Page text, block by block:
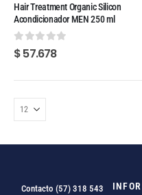
Hair Treatment Organic Silicon
Acondicionador MEN 250 ml
0 out of 5
$57.678
Contacto (57) 318 543